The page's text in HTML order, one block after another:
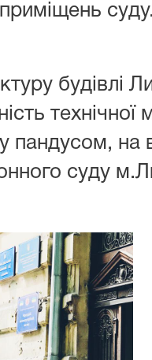
будівлі
пандусом, на
суду